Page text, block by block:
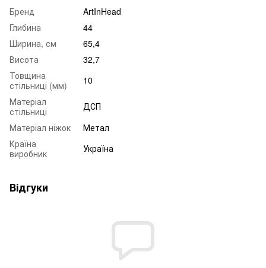
Бренд
ArtInHead
Глибина
44
Ширина, см
65,4
Висота
32,7
Товщина
стільниці (мм)
10
Матеріал
стільниці
ДСП
Матеріал ніжок
Метал
Країна
виробник
Україна
Відгуки